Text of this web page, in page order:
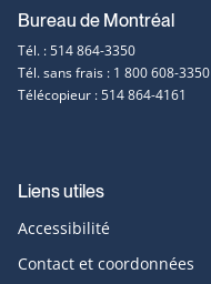
Bureau de Montréal
Tél. : 514 864-3350
Tél. sans frais : 1 800 608-3350
Télécopieur : 514 864-4161
Liens utiles
Accessibilité
Contact et coordonnées